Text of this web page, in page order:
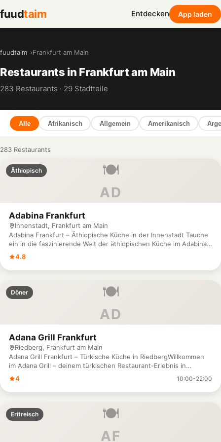
fuudtaim Entdecken App laden
fuudtaim Frankfurt am Main
Restaurants in Frankfurt am Main
283 Restaurants · 29 Stadtteile
Alle Afrikanisch Allgemein Amerikanisch
283 Restaurants
🍽️
AD
Äthiopisch
Adabina Frankfurt
Innenstadt, Frankfurt am Main
Adabina Frankfurt – Äthiopische Küche in der Innenstadt Tauche
ein in die faszinierende Welt der äthiopischen Küche im Adabina!
In der Allerheiligenstraße 3, mitten in Frankfurts Innenstadt,
erwartet dich ein kulinarisches Erlebnis, das dich mit
einzigartigen Gewürzen und traditionellen Gerichten verzaubern
du authentische äthiopische Speisen in gemütlicher Atmosphäre
genießen kannst. Folge uns gerne auf Instagram und Facebook
Fragen erreichst du uns unter 069 / 21 990 824. Komm vorbei
und lass dich von der warmen Gastfreundschaft und den Aromen
Äthiopiens im Adabina begeistern – wir freuen uns auf dich.
4.8
🍽️
AD
Döner
Adana Grill Frankfurt
Riedberg, Frankfurt am Main
Adana Grill Frankfurt – Türkische Küche in RiedbergWillkommen
im Adana Grill – deinem türkischen Restaurant-Erlebnis in
Frankfurt-Riedberg! An der Altenhöferallee 29 erwartet dich
authentische türkische Küche, die mit Leidenschaft und
traditionellen Rezepten zubereitet wird. Genieße frisch gegrillte
eine Reise in die Welt der türkischen Aromen entführen. Ob du
für ein geselliges Abendessen oder ein gemütliches Essen in
Genuss im Mittelpunkt. Für Reservierungen oder Fragen
4 10:00-22:00
🍽️
AF
Eritreisch